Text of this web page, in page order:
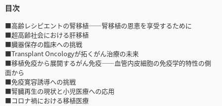
目次
■高齢レシピエントの腎移植――腎移植の恩恵を享受するために
■超高齢社会における肝移植
■臓器保存の臨床への挑戦
■Transplant Oncologyが拓くがん治療の未来
■移植免疫から展開するがん免疫――血管内皮細胞の免疫学的特性の側
面から
■免疫寛容誘導への挑戦
■腎臓再生の現状と小児医療への応用
■コロナ禍における移植医療